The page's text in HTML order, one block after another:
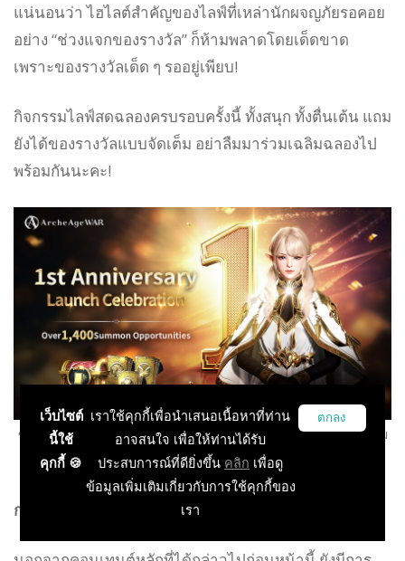
แน่นอนว่า ไฮไลต์สำคัญของไลฟ์ที่เหล่านักผจญภัยรอคอย
อย่าง “ช่วงแจกของรางวัล” ก็ห้ามพลาดโดยเด็ดขาด
เพราะของรางวัลเด็ด ๆ รออยู่เพียบ!
กิจกรรมไลฟ์สดฉลองครบรอบครั้งนี้ ทั้งสนุก ทั้งตื่นเต้น แถม
ยังได้ของรางวัลแบบจัดเต็ม อย่าลืมมาร่วมเฉลิมฉลองไป
พร้อมกันนะคะ!
ขอบคุณนักผจญภัยทุกคนที่สนับสนุน ArcheAge WAR มาโดยตลอด! กิจกรรม
ฉลองครบรอบ 1 ปี เริ่มขึ้นแล้ววันนี้!
การอัปเดตครั้งใหญ่ยังไม่หมดเพียงเท่านี้!
เว็บไซต์
นี้ใช้
คุกกี้ 🍪
เราใช้คุกกี้เพื่อนำเสนอเนื้อหาที่ท่าน
อาจสนใจ เพื่อให้ท่านได้รับ
ประสบการณ์ที่ดียิ่งขึ้น คลิก เพื่อดู
ข้อมูลเพิ่มเติมเกี่ยวกับการใช้คุกกี้ของ
เรา
ตกลง